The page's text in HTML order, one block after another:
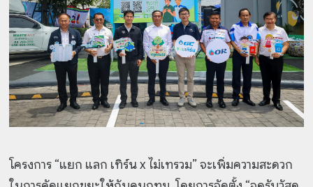
โครงการ “แยก แลก เทิร์น x ไม่เทรวม” จะเพิ่มความสะดวก